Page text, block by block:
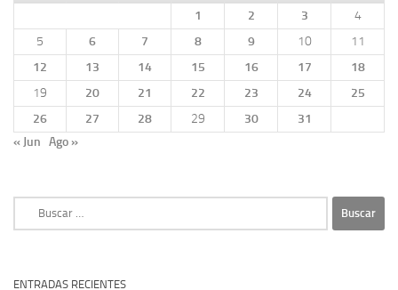
1
2 3
4
5
6 7 8 9 10
11
12
13 14 15 16 17
18
19
20 21 22 23 24
25
26
27 28 29 30
31
« Jun Ago »
ENTRADAS RECIENTES